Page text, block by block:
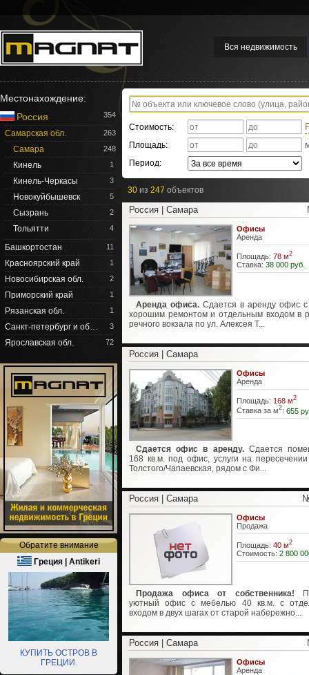
Вся недвижимость
Местонахождение:
Россия
354
Самарская обл. 263
Самара 248
Кинель 1
Кинель-Черкасы 3
Новокуйбышевск 5
Сызрань 2
Тольятти 4
Башкортостан 11
Красноярский край 1
Новосибирская обл. 2
Приморский край 1
Рязанская обл. 1
Санкт-петербург и об… 3
Ярославская обл. 72
Обратите внимание
Греция | Antikeri
КУПИТЬ ОСТРОВ В
ГРЕЦИИ.
Стоимость:
Площадь:
Период:
30 из 247 объектов
Россия | Самара
Офисы
Аренда
Площадь: 78 м2
Ставка: 38 000 руб.
Аренда офиса. Сдается в аренду офис с
хорошим ремонтом и отдельным входом в
речного вокзала по ул. Алексея Т...
Россия | Самара
Офисы
Аренда
Площадь: 168 м2
Ставка за м2: 655
Сдается офис в аренду.Сдается
168 кв.м. под офис, услуги на
Толстого/Чапаевская, рядом с Фи...
Россия | Самара
Офисы
Продажа
Площадь: 40 м2
Стоимость: 2 800
Продажа офиса от собственника!
уютный офис с мебелью 40 кв.м. с
входом в двух шагах от старой набережно...
Россия | Самара
Офисы
Аренда